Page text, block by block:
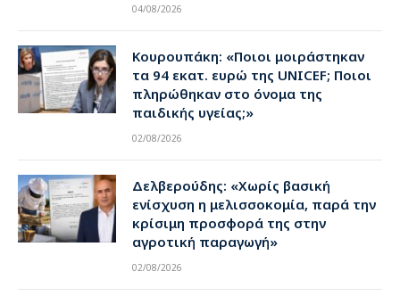
04/08/2026
Κουρουπάκη: «Ποιοι μοιράστηκαν
τα 94 εκατ. ευρώ της UNICEF; Ποιοι
πληρώθηκαν στο όνομα της
παιδικής υγείας;»
02/08/2026
Δελβερούδης: «Χωρίς βασική
ενίσχυση η μελισσοκομία, παρά την
κρίσιμη προσφορά της στην
αγροτική παραγωγή»
02/08/2026